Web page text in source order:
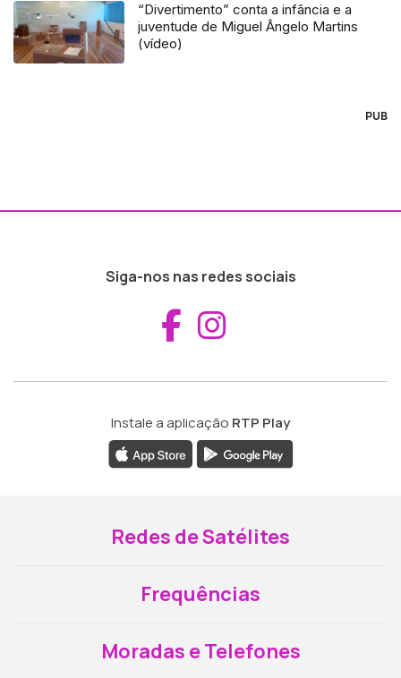
“Divertimento” conta a infância e a
juventude de Miguel Ângelo Martins
(vídeo)
PUB
Siga-nos nas redes sociais
Aceder ao
Instale a aplicação RTP Play
Redes de Satélites
Frequências
Moradas e Telefones